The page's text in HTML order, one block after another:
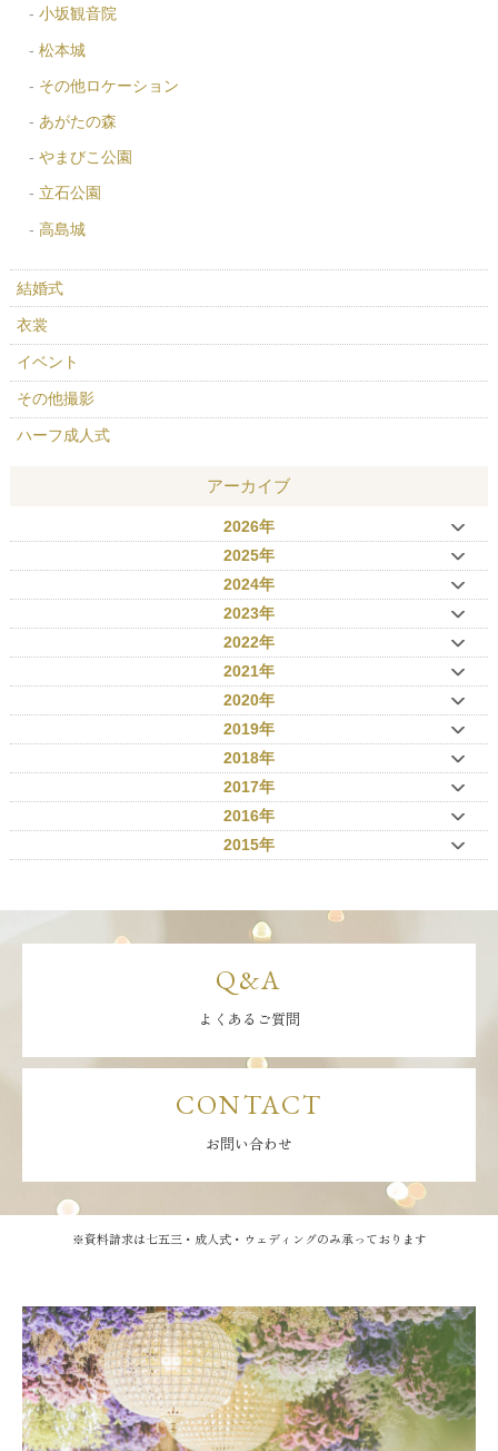
小坂観音院
松本城
その他ロケーション
あがたの森
やまびこ公園
立石公園
高島城
結婚式
衣裳
イベント
その他撮影
ハーフ成人式
アーカイブ
2026年
2025年
2024年
2023年
2022年
2021年
2020年
2019年
2018年
2017年
2016年
2015年
Q&A
よくあるご質問
CONTACT
お問い合わせ
※資料請求は七五三・成人式・ウェディングのみ承っております